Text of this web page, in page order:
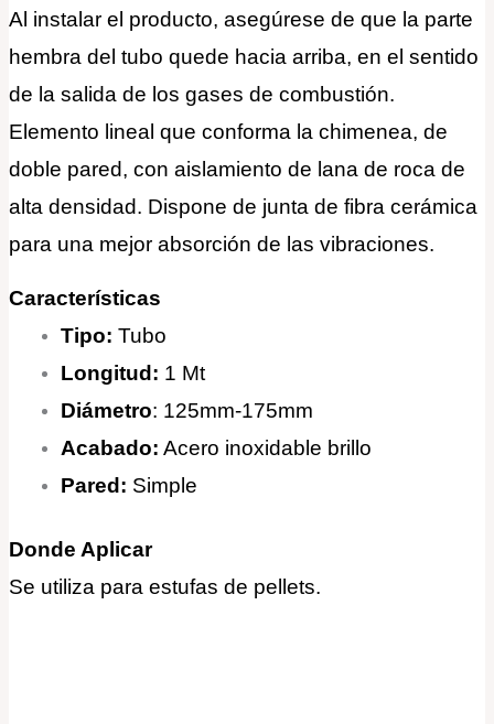
Al instalar el producto, asegúrese de que la parte
hembra del tubo quede hacia arriba, en el sentido
de la salida de los gases de combustión.
Elemento lineal que conforma la chimenea, de
doble pared, con aislamiento de lana de roca de
alta densidad. Dispone de junta de fibra cerámica
para una mejor absorción de las vibraciones.
Características
Tipo: Tubo
Longitud: 1 Mt
Diámetro: 125mm-175mm
Acabado: Acero inoxidable brillo
Pared: Simple
Donde Aplicar
Se utiliza para estufas de pellets.